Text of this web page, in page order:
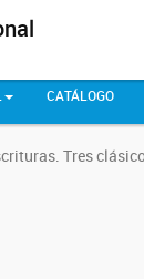
CATÁLOGO
Tres